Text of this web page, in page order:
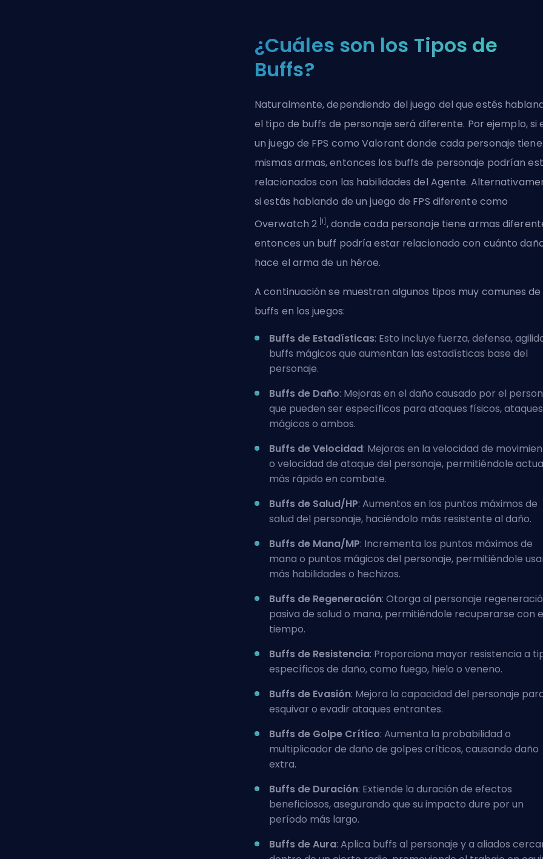
¿Cuáles son los Tipos de
Buffs?
Naturalmente, dependiendo del juego del que estés
el tipo de buffs de personaje será diferente. Por ejemplo, si
un juego de FPS comoValorant donde cada personaje
mismas armas, entonces los buffs de personaje podrían
relacionados con las habilidades del Agente.
si estás hablando de un juego de FPS diferente como
Overwatch 2 [1] , donde cada personaje tiene armas
entonces un buff podría estar relacionado con cuánto
hace el arma de un héroe.
A continuación se muestran algunos tipos muy comunes de
buffs en los juegos:
Buffs de Estadísticas: Esto incluye fuerza, defensa,
buffs mágicos que aumentan las estadísticas base del
personaje.
Buffs de Daño: Mejoras en el daño causado por el
que pueden ser específicos para ataques físicos, ataques
mágicos o ambos.
Buffs de Velocidad: Mejoras en la velocidad de
o velocidad de ataque del personaje, permitiéndole
más rápido en combate.
Buffs de Salud/HP: Aumentos en los puntos máximos de
salud del personaje, haciéndolo más resistente al daño.
Buffs de Mana/MP: Incrementa los puntos máximos de
mana o puntos mágicos del personaje, permitiéndole
más habilidades o hechizos.
Buffs de Regeneración: Otorga al personaje
pasiva de salud o mana, permitiéndole recuperarse con
tiempo.
Buffs de Resistencia: Proporciona mayor resistencia a
específicos de daño, como fuego, hielo o veneno.
Buffs de Evasión: Mejora la capacidad del personaje
esquivar o evadir ataques entrantes.
Buffs de Golpe Crítico: Aumenta la probabilidad o
multiplicador de daño de golpes críticos, causando daño
extra.
Buffs de Duración: Extiende la duración de efectos
beneficiosos, asegurando que su impacto dure por un
período más largo.
Buffs de Aura: Aplica buffs al personaje y a aliados